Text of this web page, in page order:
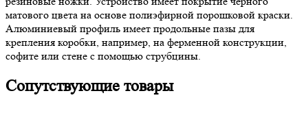
матового цвета на основе полиэфирной порошковой краски.
Алюминиевый профиль имеет продольные пазы для
крепления коробки, например, на ферменной конструкции,
софите или стене с помощью cтрубцины.
Сопутствующие товары